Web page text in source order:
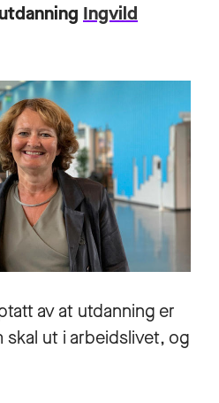
Ingvild
av at utdanning er
ut i arbeidslivet, og